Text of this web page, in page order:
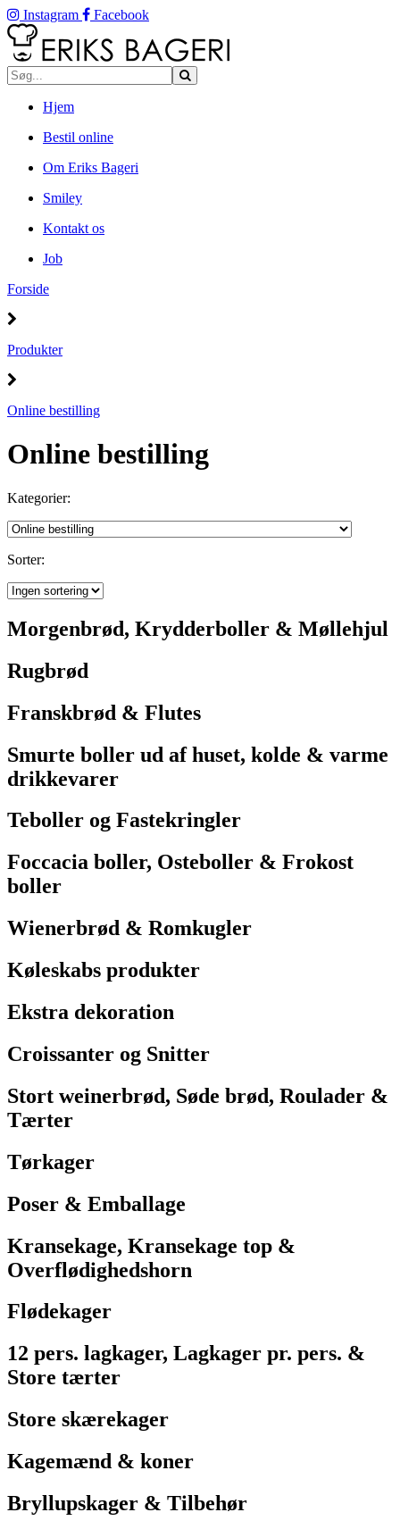
Instagram Facebook
Hjem
Bestil online
Om Eriks Bageri
Smiley
Kontakt os
Job
Forside
Produkter
Online bestilling
Online bestilling
Kategorier:
Sorter:
Morgenbrød, Krydderboller & Møllehjul
Rugbrød
Franskbrød & Flutes
Smurte boller ud af huset, kolde & varme
drikkevarer
Teboller og Fastekringler
Foccacia boller, Osteboller & Frokost
boller
Wienerbrød & Romkugler
Køleskabs produkter
Ekstra dekoration
Croissanter og Snitter
Stort weinerbrød, Søde brød, Roulader &
Tærter
Tørkager
Poser & Emballage
Kransekage, Kransekage top &
Overflødighedshorn
Flødekager
12 pers. lagkager, Lagkager pr. pers. &
Store tærter
Store skærekager
Kagemænd & koner
Bryllupskager & Tilbehør